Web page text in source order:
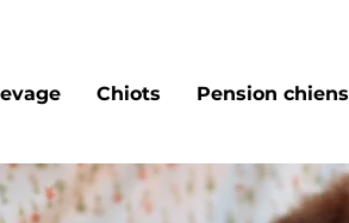
Chiots Pension chiens